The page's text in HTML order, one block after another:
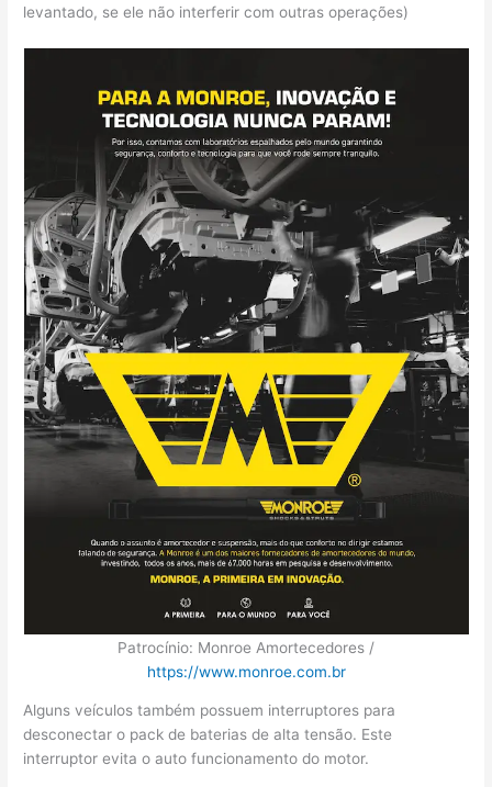
levantado, se ele não interferir com outras operações)
Patrocínio: Monroe Amortecedores /
https://www.monroe.com.br
Alguns veículos também possuem interruptores para
desconectar o pack de baterias de alta tensão. Este
interruptor evita o auto funcionamento do motor.